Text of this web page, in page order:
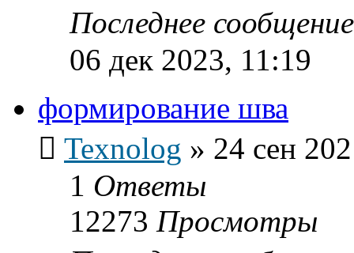
Последнее
06 дек 2023, 11:19
формирование шва
Texnolog » 24 сен
1 Ответы
12273 Просмотры